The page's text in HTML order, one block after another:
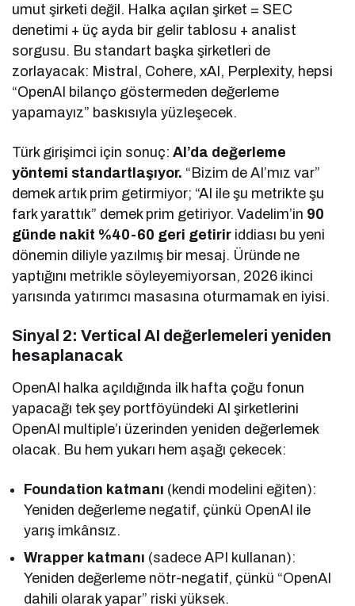
umut şirketi değil. Halka açılan şirket = SEC
denetimi + üç ayda bir gelir tablosu + analist
sorgusu. Bu standart başka şirketleri de
zorlayacak: Mistral, Cohere, xAI, Perplexity, hepsi
“OpenAI bilanço göstermeden değerleme
yapamayız” baskısıyla yüzleşecek.
Türk girişimci için sonuç:AI’da değerleme
yöntemi standartlaşıyor. “Bizim de AI’mız var”
demek artık prim getirmiyor; “AI ile şu metrikte şu
fark yarattık” demek prim getiriyor. Vadelim’in 90
günde nakit %40-60 geri getirir iddiası bu yeni
dönemin diliyle yazılmış bir mesaj. Üründe ne
yaptığını metrikle söyleyemiyorsan, 2026 ikinci
yarısında yatırımcı masasına oturmamak en iyisi.
Sinyal 2: Vertical AI değerlemeleri yeniden
hesaplanacak
OpenAI halka açıldığında ilk hafta çoğu fonun
yapacağı tek şey portföyündeki AI şirketlerini
OpenAI multiple’ı üzerinden yeniden değerlemek
olacak. Bu hem yukarı hem aşağı çekecek:
Foundation katmanı (kendi modelini eğiten):
Yeniden değerleme negatif, çünkü OpenAI ile
yarış imkânsız.
Wrapper katmanı (sadece API kullanan):
Yeniden değerleme nötr-negatif, çünkü “OpenAI
dahili olarak yapar” riski yüksek.